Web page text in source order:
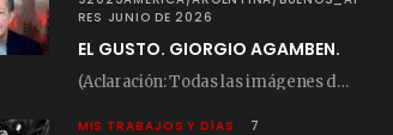
RES JUNIO DE 2026
EL GUSTO. GIORGIO AGAMBEN.
(Aclaración: Todas las imágenes de este posteo fueron tomadas de Bloghemia.com, y todos los…
MIS TRABAJOS Y DÍAS
7